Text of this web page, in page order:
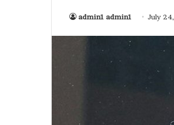
admin1 admin1 July